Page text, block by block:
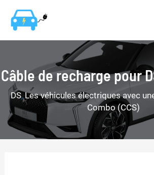
contenu
Câble de recharge pour
DS,Les véhicules électriques avec
Combo (CCS)